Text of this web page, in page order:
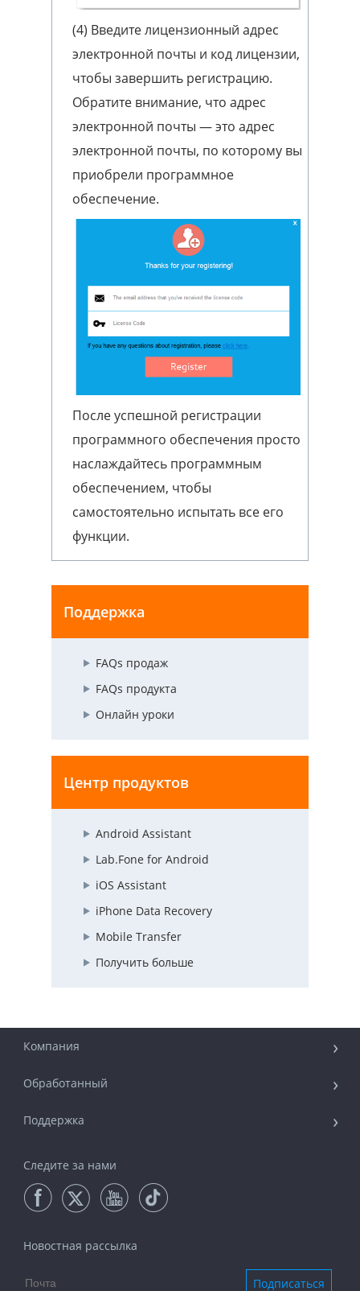
(4) Введите лицензионный адрес
электронной почты и код лицензии,
чтобы завершить регистрацию.
Обратите внимание, что адрес
электронной почты — это адрес
электронной почты, по которому вы
приобрели программное
обеспечение.
После успешной регистрации
программного обеспечения просто
наслаждайтесь программным
обеспечением, чтобы
самостоятельно испытать все его
функции.
Поддержка
FAQs продаж
FAQs продукта
Онлайн уроки
Центр продуктов
Android Assistant
Lab.Fone for Android
iOS Assistant
iPhone Data Recovery
Mobile Transfer
Получить больше
Компания
Обработанный
Поддержка
Следите за нами
Новостная рассылка
Подписаться